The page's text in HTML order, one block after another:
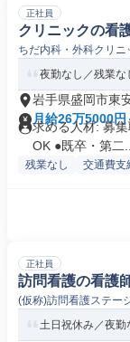
正社員
クリニックの看
ちだ内科・外科クリニ
夜勤なし／残業な
岩手県盛岡市東
月給26万5000
求める人材: 募
OK ●既卒・第二...
残業なし 交通費支
正社員
訪問看護の看護
(仮称)訪問看護ステー
土日祝休み／夜勤